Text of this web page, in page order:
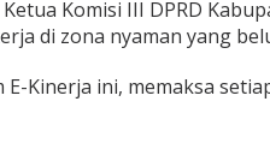
Komisi III DPRD
di zona nyaman yang
Kinerja ini, memaksa